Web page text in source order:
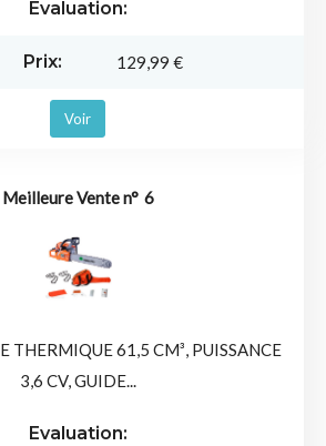
129,99 €
Voir
6
THERMIQUE 61,5 CM³, PUISSANCE
3,6 CV, GUIDE...